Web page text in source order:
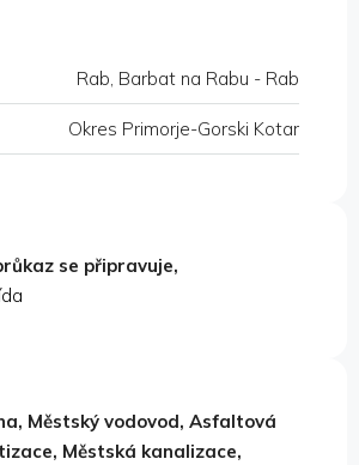
Rab, Barbat na Rabu - Rab
Okres Primorje-Gorski Kotar
se připravuje,
Městský vodovod, Asfaltová
Městská kanalizace,